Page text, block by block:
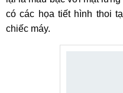
có các họa tiết hình thoi
chiếc máy.